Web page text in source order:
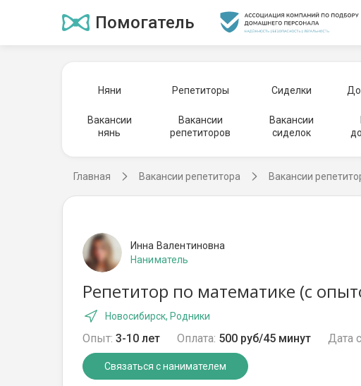
Помогатель
Няни Репетиторы Сиделки
Вакансии
нянь
Вакансии
репетиторов
Вакансии
сиделок
Главная Вакансии репетитора Вакансии
Инна Валентиновна
Наниматель
Репетитор по математике (с
Новосибирск, Родники
Опыт: 3-10 лет Оплата: 500 руб/45 минут Дата
Связаться с нанимателем